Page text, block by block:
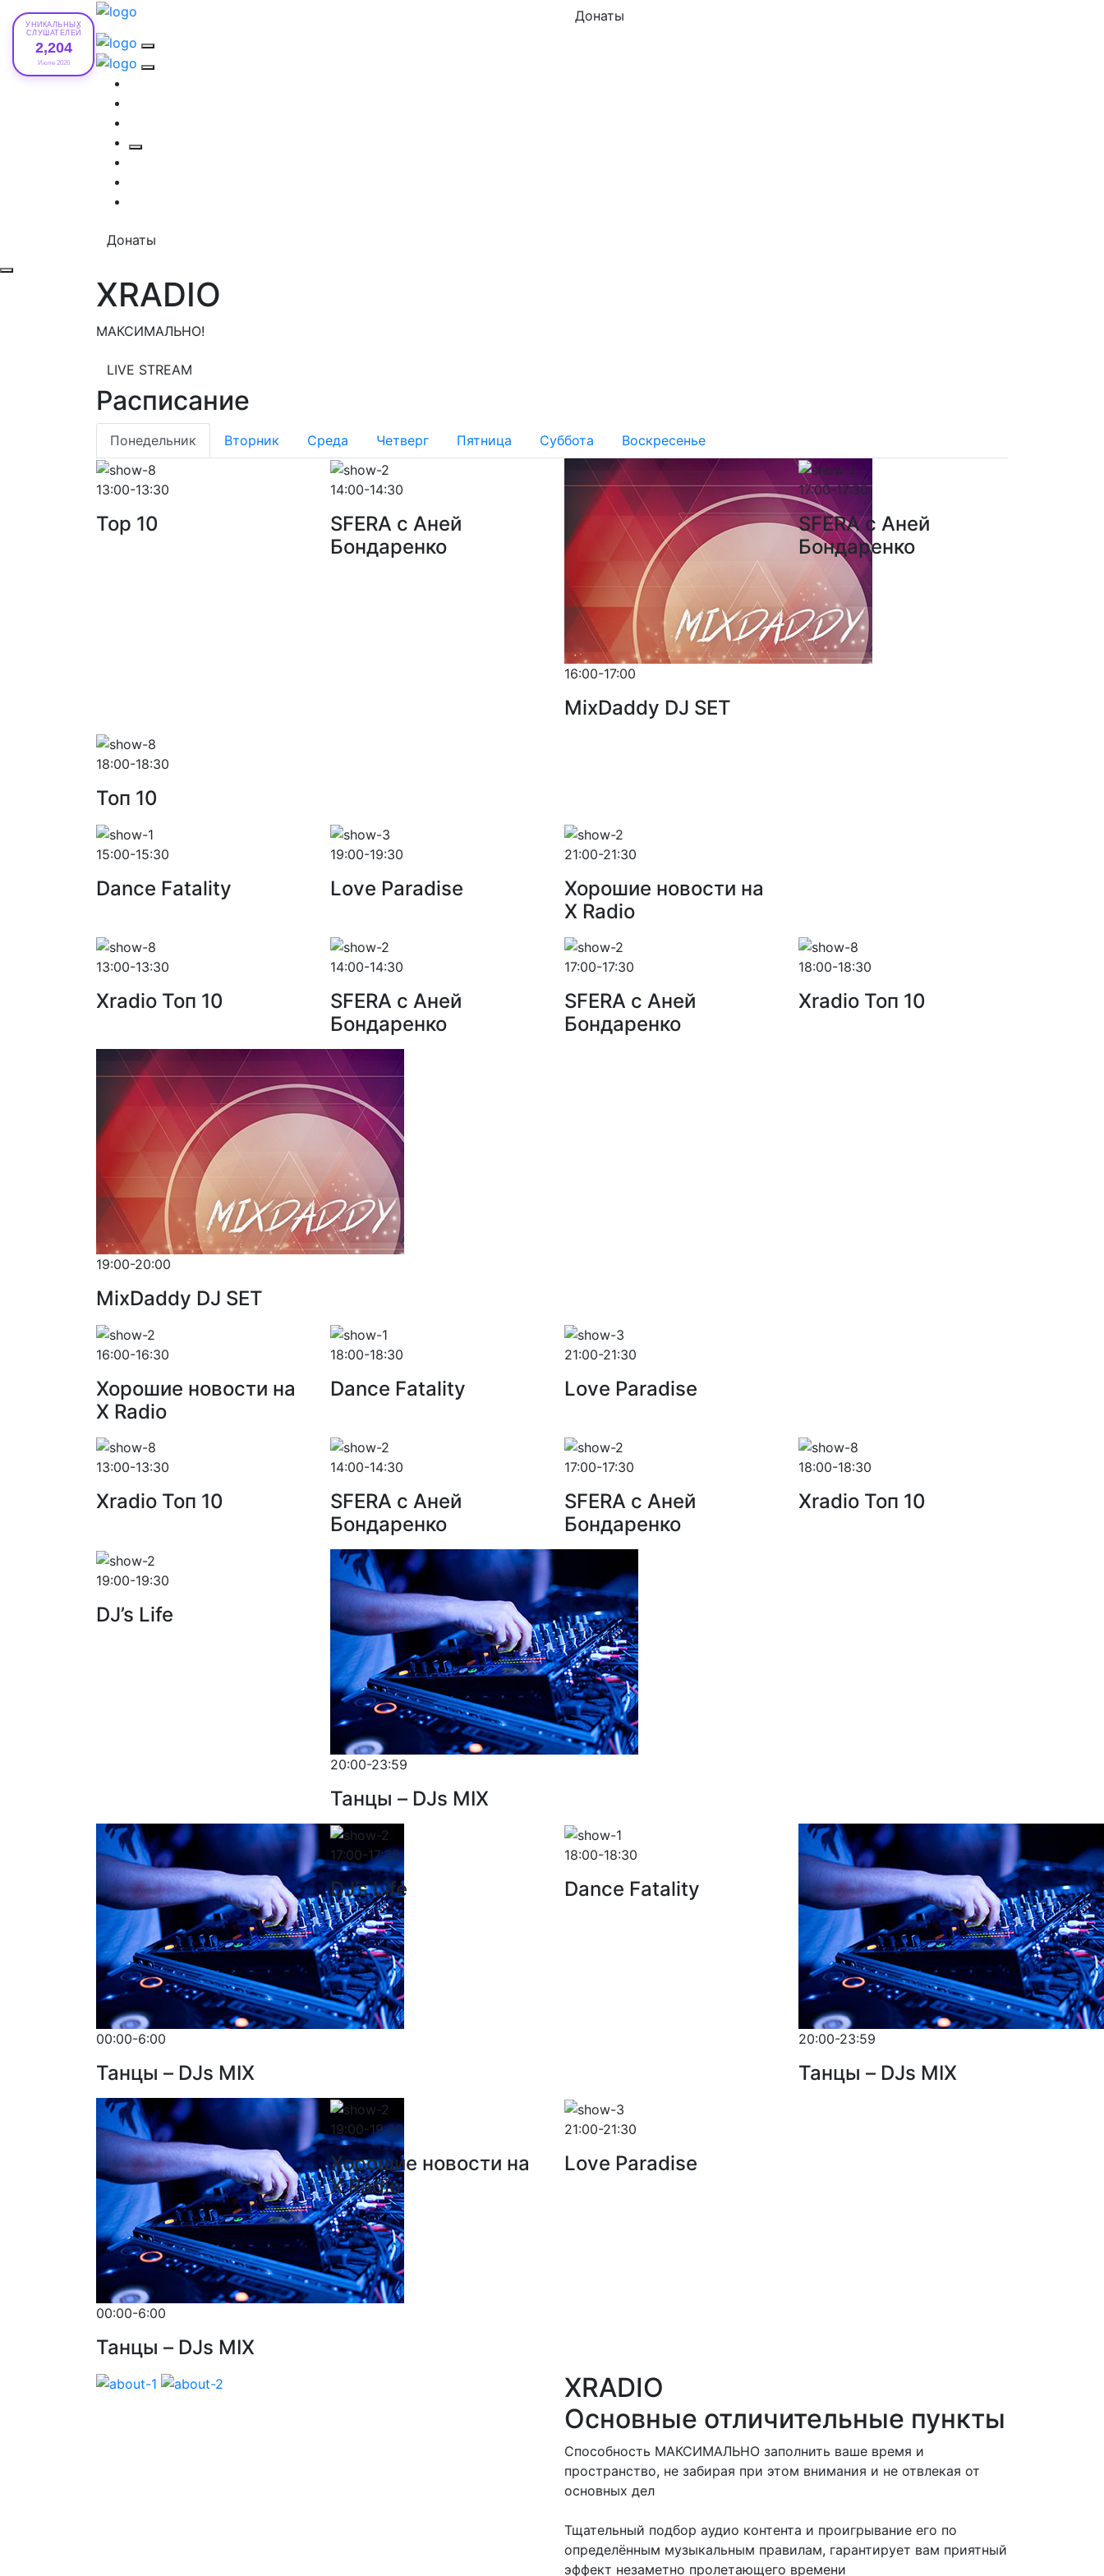
УНИКАЛЬНЫХ
СЛУШАТЕЛЕЙ
2,204
Июле 2026
Донаты
Донаты
XRADIO
МАКСИМАЛЬНО!
LIVE STREAM
Расписание
Понедельник Вторник Среда Четверг Пятница Суббота Воскресенье
13:00-13:30
Top 10
14:00-14:30
SFERA с Аней
Бондаренко
16:00-17:00
MixDaddy DJ SET
17:00-17:30
SFERA с Аней
Бондаренко
18:00-18:30
Toп 10
15:00-15:30
Dance Fatality
19:00-19:30
Love Paradise
21:00-21:30
Хорошие новости на
X Radio
13:00-13:30
Xradio Топ 10
14:00-14:30
SFERA с Аней
Бондаренко
17:00-17:30
SFERA с Аней
Бондаренко
18:00-18:30
Xradio Топ 10
19:00-20:00
MixDaddy DJ SET
16:00-16:30
Хорошие новости на
X Radio
18:00-18:30
Dance Fatality
21:00-21:30
Love Paradise
13:00-13:30
Xradio Топ 10
14:00-14:30
SFERA с Аней
Бондаренко
17:00-17:30
SFERA с Аней
Бондаренко
18:00-18:30
Xradio Топ 10
19:00-19:30
DJ’s Life
20:00-23:59
Танцы – DJs MIX
00:00-6:00
Танцы – DJs MIX
17:00-17:30
DJ’s Life
18:00-18:30
Dance Fatality
20:00-23:59
Танцы – DJs MIX
00:00-6:00
Танцы – DJs MIX
19:00-19:30
Хорошие новости на
X Radio
21:00-21:30
Love Paradise
XRADIO
Основные отличительные пункты
Способность МАКСИМАЛЬНО заполнить ваше время и
пространство, не забирая при этом внимания и не отвлекая от
основных дел
Тщательный подбор аудио контента и проигрывание его по
определённым музыкальным правилам, гарантирует вам приятный
эффект незаметно пролетающего времени